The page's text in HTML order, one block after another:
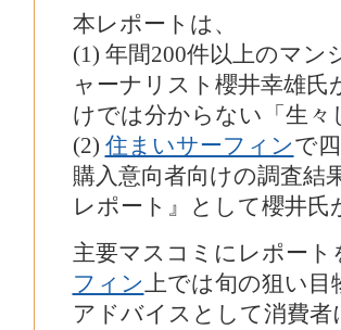
本レポートは、
(1) 年間200件以上のマ
ャーナリスト櫻井幸雄
けでは分からない「生々
(2) 住まいサーフィンで
購入意向者向けの調査結
レポート』として櫻井氏
主要マスコミにレポー
フィン上では旬の狙い目
アドバイスとして消費